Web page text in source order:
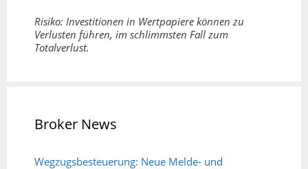
Risiko: Investitionen in Wertpapiere können zu
Verlusten führen, im schlimmsten Fall zum
Totalverlust.
Broker News
Wegzugsbesteuerung: Neue Melde- und